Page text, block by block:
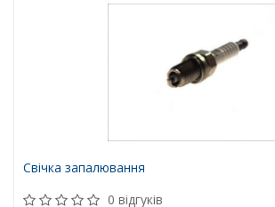
Свічка запалювання
0 відгуків